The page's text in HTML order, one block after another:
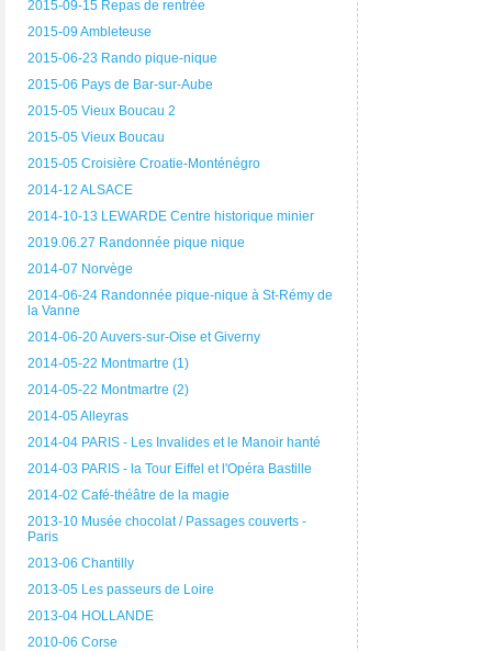
2015-09-15 Repas de rentrée
2015-09 Ambleteuse
2015-06-23 Rando pique-nique
2015-06 Pays de Bar-sur-Aube
2015-05 Vieux Boucau 2
2015-05 Vieux Boucau
2015-05 Croisière Croatie-Monténégro
2014-12 ALSACE
2014-10-13 LEWARDE Centre historique minier
2019.06.27 Randonnée pique nique
2014-07 Norvège
2014-06-24 Randonnée pique-nique à St-Rémy de
la Vanne
2014-06-20 Auvers-sur-Oise et Giverny
2014-05-22 Montmartre (1)
2014-05-22 Montmartre (2)
2014-05 Alleyras
2014-04 PARIS - Les Invalides et le Manoir hanté
2014-03 PARIS - la Tour Eiffel et l'Opéra Bastille
2014-02 Café-théâtre de la magie
2013-10 Musée chocolat / Passages couverts -
Paris
2013-06 Chantilly
2013-05 Les passeurs de Loire
2013-04 HOLLANDE
2010-06 Corse